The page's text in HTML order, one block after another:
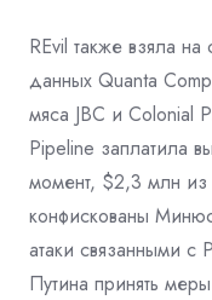
REvil также взяла на
данных Quanta
мяса JBC и Colonial
Pipeline заплатила
момент, $2,3 млн из
конфискованы
атаки связанными с
Путина принять